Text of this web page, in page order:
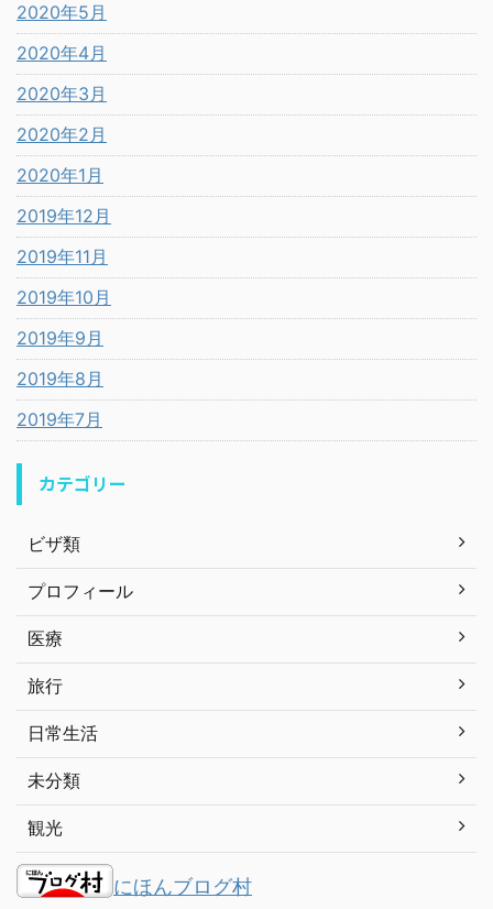
2020年5月
2020年4月
2020年3月
2020年2月
2020年1月
2019年12月
2019年11月
2019年10月
2019年9月
2019年8月
2019年7月
カテゴリー
ビザ類
プロフィール
医療
旅行
日常生活
未分類
観光
にほんブログ村